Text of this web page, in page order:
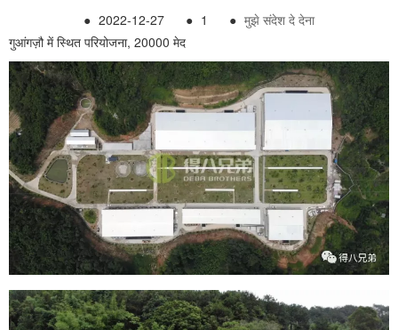
● 2022-12-27 ● 1 ● मुझे संदेश दे देना
गुआंगज़ौ में स्थित परियोजना, 20000 मेद